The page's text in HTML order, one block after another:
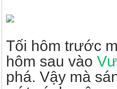
Tối hôm trước
hôm sau vào
phá. Vậy mà